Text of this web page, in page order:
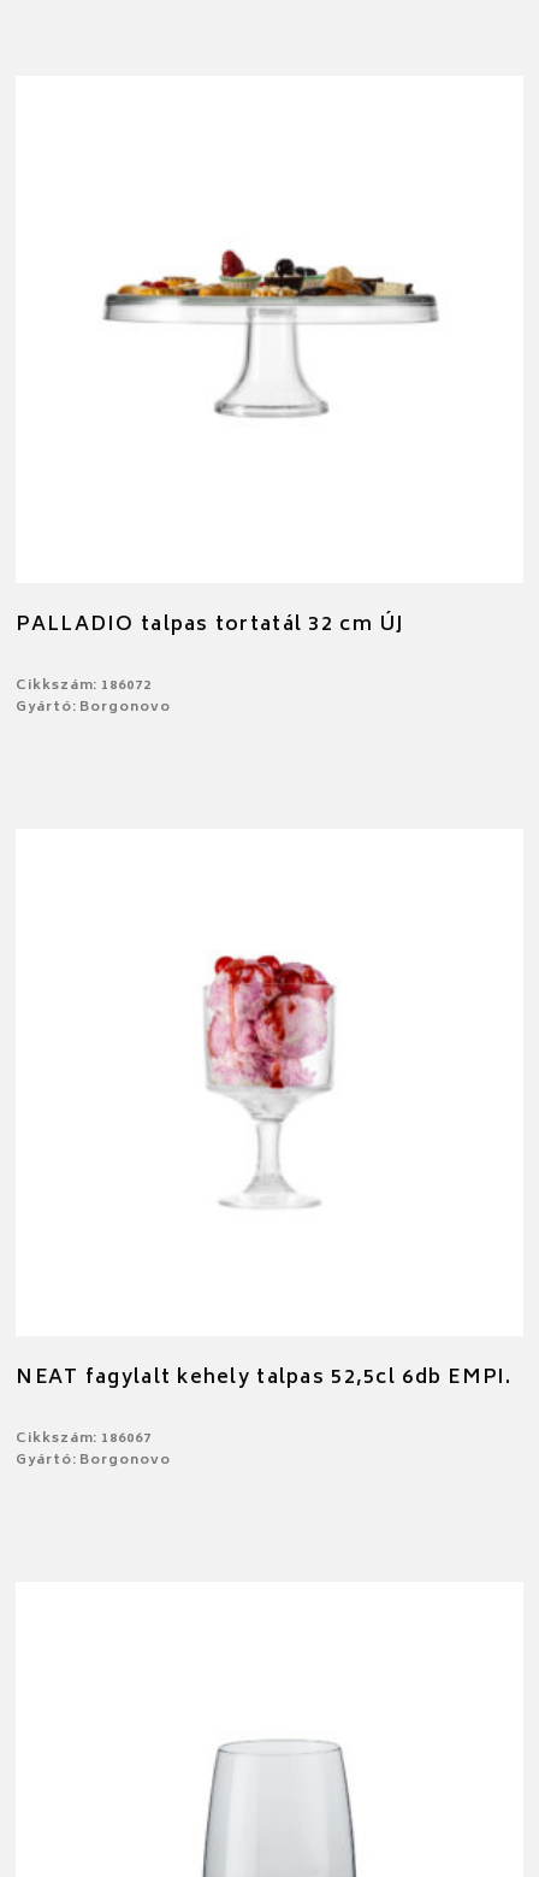
PALLADIO talpas tortatál 32 cm ÚJ
Cikkszám: 186072
Gyártó: Borgonovo
NEAT fagylalt kehely talpas 52,5cl 6db EMPI.
Cikkszám: 186067
Gyártó: Borgonovo